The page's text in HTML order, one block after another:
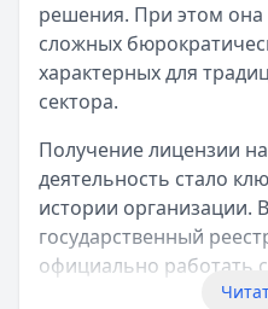
решения. При этом она
сложных
характерных для
сектора.
Получение лицензии
деятельность стало
истории организации.
государственный
официально работать
рамках российского